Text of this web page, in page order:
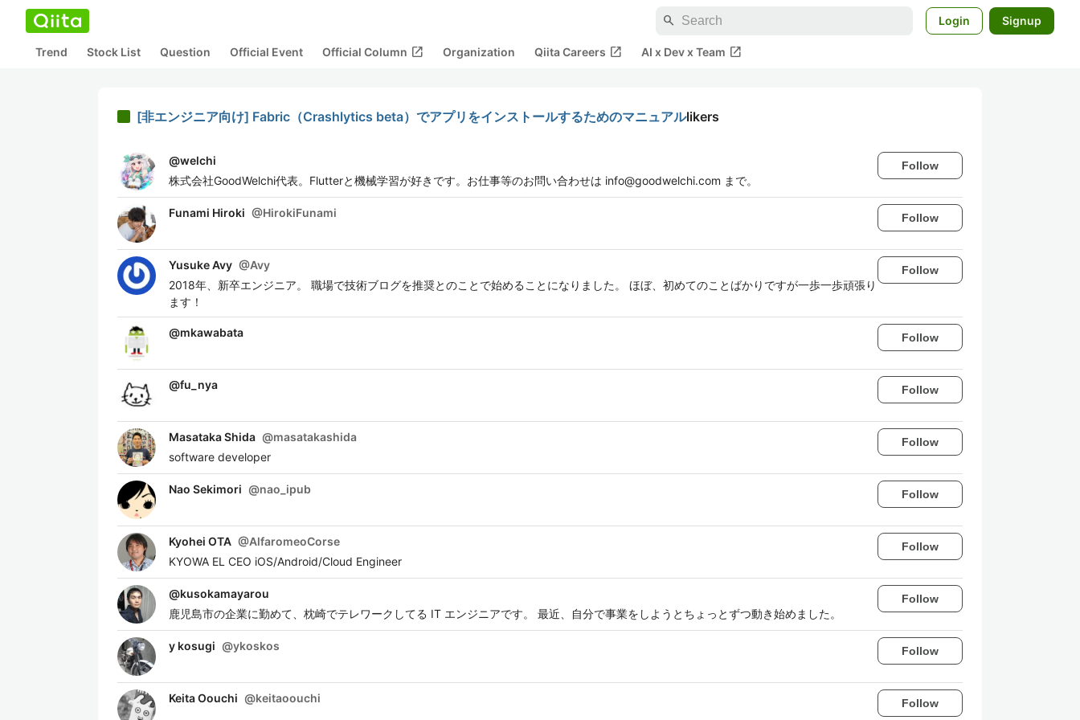
search Login Signup
Trend Stock List Question Official Event Official Column open_in_new Organization Qiita Careers open_in_new AI x Dev x Team open_in_new
[非エンジニア向け] Fabric（Crashlytics beta）でアプリをインストールするためのマニュアルlikers
@welchi
株式会社GoodWelchi代表。Flutterと機械学習が好きです。お仕事等のお問い合わせは info@goodwelchi.com まで。
Follow
Funami Hiroki @HirokiFunami Follow
Yusuke Avy @Avy
2018年、新卒エンジニア。 職場で技術ブログを推奨とのことで始めることになりました。 ほぼ、初めてのことばかりですが一歩一歩頑張り
ます！
Follow
@mkawabata Follow
@fu_nya Follow
Masataka Shida @masatakashida
software developer
Follow
Nao Sekimori @nao_ipub Follow
Kyohei OTA @AlfaromeoCorse
KYOWA EL CEO iOS/Android/Cloud Engineer
Follow
@kusokamayarou
鹿児島市の企業に勤めて、枕崎でテレワークしてる IT エンジニアです。 最近、自分で事業をしようとちょっとずつ動き始めました。
Follow
y kosugi @ykoskos Follow
Keita Oouchi @keitaoouchi Follow